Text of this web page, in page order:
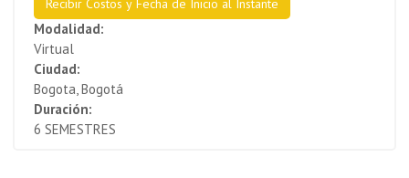
Recibir Costos y Fecha de Inicio al Instante
Modalidad:
Virtual
Ciudad:
Bogota, Bogotá
Duración:
6 SEMESTRES